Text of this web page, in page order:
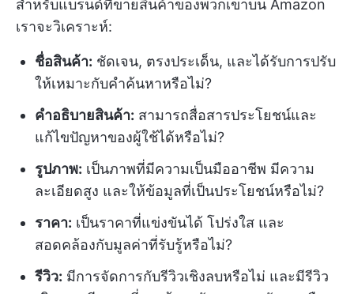
สำหรับแบรนด์ที่ขายสินค้าของพวกเขาบน Amazon
เราจะวิเคราะห์:
ชื่อสินค้า: ชัดเจน, ตรงประเด็น, และได้รับการปรับ
ให้เหมาะกับคำค้นหาหรือไม่?
คำอธิบายสินค้า: สามารถสื่อสารประโยชน์และ
แก้ไขปัญหาของผู้ใช้ได้หรือไม่?
รูปภาพ: เป็นภาพที่มีความเป็นมืออาชีพ มีความ
ละเอียดสูง และให้ข้อมูลที่เป็นประโยชน์หรือไม่?
ราคา: เป็นราคาที่แข่งขันได้ โปร่งใส และ
สอดคล้องกับมูลค่าที่รับรู้หรือไม่?
รีวิว: มีการจัดการกับรีวิวเชิงลบหรือไม่ และมีรีวิว